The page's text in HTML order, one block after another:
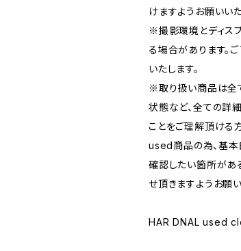
けますようお願いいた
※撮影環境とディス
る場合があります。
いたします。
※取り扱い商品は全
状態など、全ての詳
ことをご理解頂ける
used商品の為、基本
確認したい箇所があ
せ頂きますようお願い
HAR DNAL used